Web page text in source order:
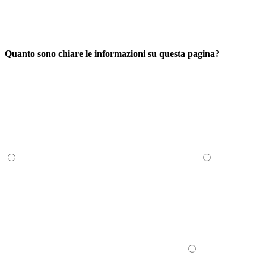
Quanto sono chiare le informazioni su questa pagina?